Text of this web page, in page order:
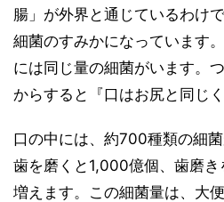
腸」が外界と通じているわけ
細菌のすみかになっています
には同じ量の細菌がいます。
からすると『口はお尻と同じ
口の中には、約700種類の細菌
歯を磨くと1,000億個、歯磨
増えます。この細菌量は、大